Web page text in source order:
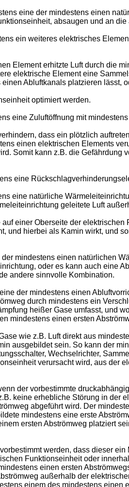
eine der mindestens einen
absaugen und an
ein weiteres elektrisches
Element erhitzte Luft durch die
elektrische Element eine
Abluftkanals platzieren lässt,
optimiert werden.
eine Zuluftöffnung mit
dass ein plötzlich
einen elektrischen Elements
Somit kann z.B. die Gefährdung
eine
eine natürliche
geleitete Luft
einer Oberseite der
und hierbei als Kamin wirkt, und
mindestens einen natürlichen
oder es kann auch eine
andere sinnvolle Kombination.
der mindestens einen
durch mindestens ein
heißer Gase umfasst, und
mindestens einen ersten
wie z.B. Luft direkt aus
ausgebildet sein. So kann der
Wechselrichter,
verursacht wird, aus der
der vorbestimmte
keine erhebliche Störung in der
abgeführt wird. Der
mindestens eine erste
ersten Abströmweg platziert
werden, dass dieser
Funktionseinheit oder
einen ersten
außerhalb der
einem des mindestens einen